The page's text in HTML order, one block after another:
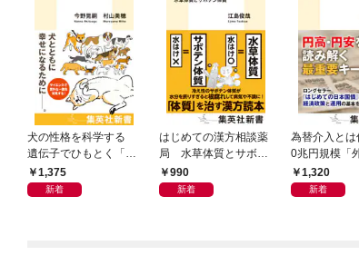
犬の性格を科学する
遺伝子でひもとく「最
良の友」の進化
1,375
新着
はじめての漢方相談薬
局 水草体質とサボテ
ン体質
990
新着
為替介入と
0兆円規模「
会」が生まれ
1,320
新着